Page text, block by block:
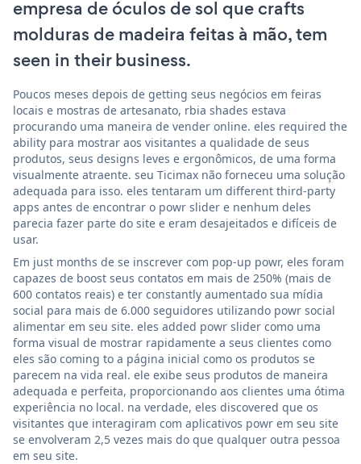
empresa de óculos de sol que crafts
molduras de madeira feitas à mão, tem
seen in their business.
Poucos meses depois de getting seus negócios em feiras
locais e mostras de artesanato, rbia shades estava
procurando uma maneira de vender online. eles required the
ability para mostrar aos visitantes a qualidade de seus
produtos, seus designs leves e ergonômicos, de uma forma
visualmente atraente. seu Ticimax não forneceu uma solução
adequada para isso. eles tentaram um different third-party
apps antes de encontrar o powr slider e nenhum deles
parecia fazer parte do site e eram desajeitados e difíceis de
usar.
Em just months de se inscrever com pop-up powr, eles foram
capazes de boost seus contatos em mais de 250% (mais de
600 contatos reais) e ter constantly aumentado sua mídia
social para mais de 6.000 seguidores utilizando powr social
alimentar em seu site. eles added powr slider como uma
forma visual de mostrar rapidamente a seus clientes como
eles são coming to a página inicial como os produtos se
parecem na vida real. ele exibe seus produtos de maneira
adequada e perfeita, proporcionando aos clientes uma ótima
experiência no local. na verdade, eles discovered que os
visitantes que interagiram com aplicativos powr em seu site
se envolveram 2,5 vezes mais do que qualquer outra pessoa
em seu site.